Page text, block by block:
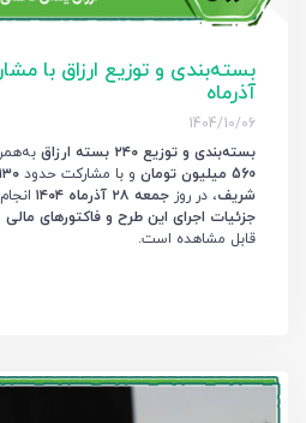
آذرماه
1404/10/06
بسته‌بندی و توزیع ۲۴۰ بسته ارزاق
560 میلیون تومان
و با مشارکت حدود
شریف، در روز جمعه ۲۸ آذرماه ۱۴۰۴
جزئیات اجرای این طرح و فاکتورهای مالی
قابل مشاهده است.